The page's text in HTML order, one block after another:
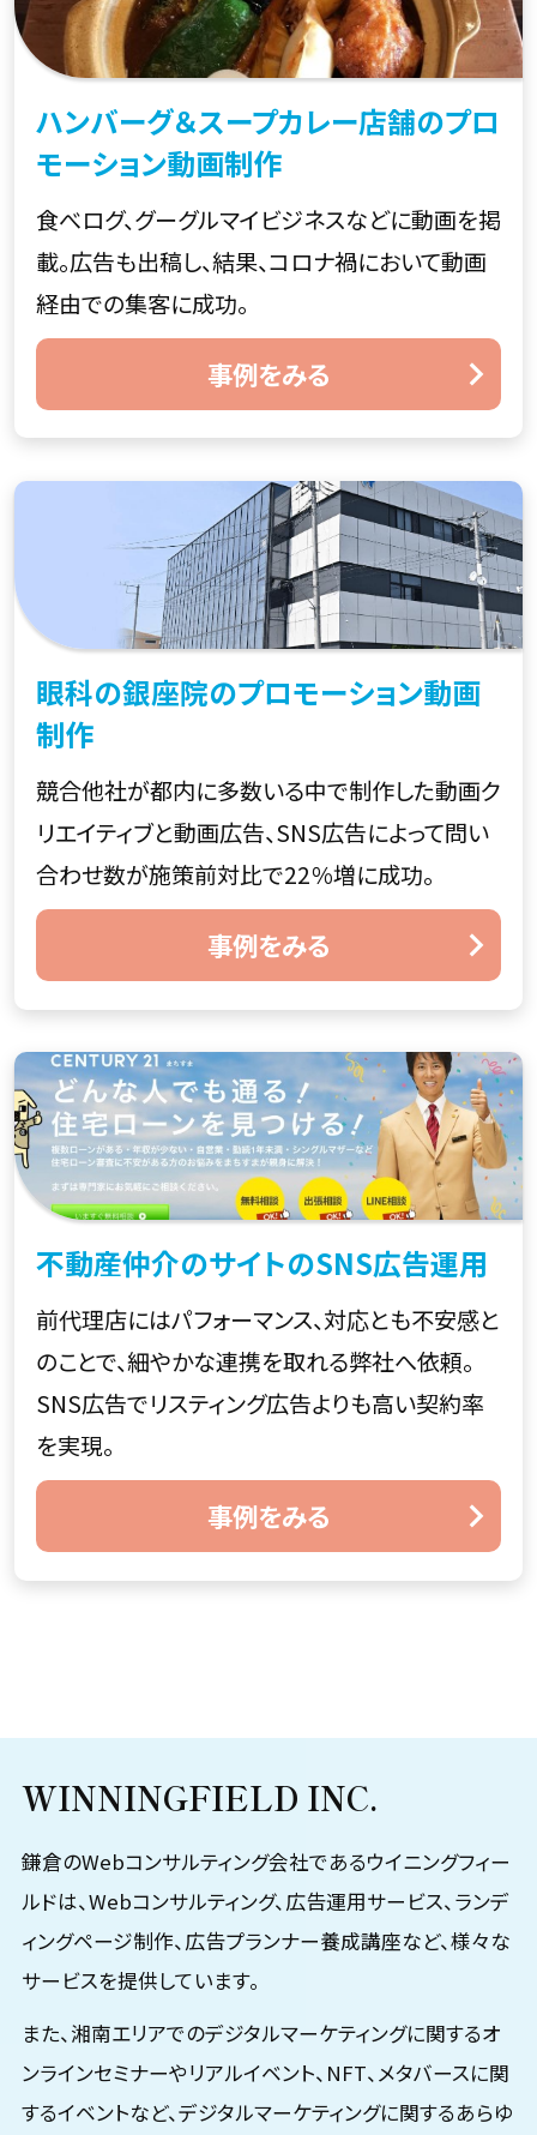
ハンバーグ＆スープカレー店舗のプロ
モーション動画制作
食べログ、グーグルマイビジネスなどに動画を掲
載。広告も出稿し、結果、コロナ禍において動画
経由での集客に成功。
事例をみる
眼科の銀座院のプロモーション動画
制作
競合他社が都内に多数いる中で制作した動画ク
リエイティブと動画広告、SNS広告によって問い
合わせ数が施策前対比で22％増に成功。
事例をみる
不動産仲介のサイトのSNS広告運用
前代理店にはパフォーマンス、対応とも不安感と
のことで、細やかな連携を取れる弊社へ依頼。
SNS広告でリスティング広告よりも高い契約率
を実現。
事例をみる
WINNINGFIELD INC.
鎌倉のWebコンサルティング会社であるウイニングフィー
ルドは、Webコンサルティング、広告運用サービス、ランデ
ィングページ制作、広告プランナー養成講座など、様々な
サービスを提供しています。
また、湘南エリアでのデジタルマーケティングに関するオ
ンラインセミナーやリアルイベント、NFT、メタバースに関
するイベントなど、デジタルマーケティングに関するあらゆ